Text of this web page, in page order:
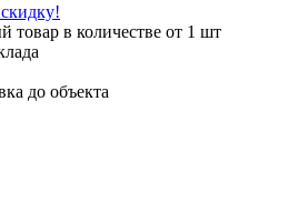
товар в количестве от 1 шт
до объекта